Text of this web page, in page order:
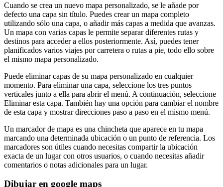
Cuando se crea un nuevo mapa personalizado, se le añade por
defecto una capa sin título. Puedes crear un mapa completo
utilizando sólo una capa, o añadir más capas a medida que avanzas.
Un mapa con varias capas le permite separar diferentes rutas y
destinos para acceder a ellos posteriormente. Así, puedes tener
planificados varios viajes por carretera o rutas a pie, todo ello sobre
el mismo mapa personalizado.
Puede eliminar capas de su mapa personalizado en cualquier
momento. Para eliminar una capa, seleccione los tres puntos
verticales junto a ella para abrir el menú. A continuación, seleccione
Eliminar esta capa. También hay una opción para cambiar el nombre
de esta capa y mostrar direcciones paso a paso en el mismo menú.
Un marcador de mapa es una chincheta que aparece en tu mapa
marcando una determinada ubicación o un punto de referencia. Los
marcadores son útiles cuando necesitas compartir la ubicación
exacta de un lugar con otros usuarios, o cuando necesitas añadir
comentarios o notas adicionales para un lugar.
Dibujar en google maps